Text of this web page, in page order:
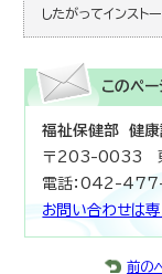
したがってインスト
このペ
福祉保健部 健
〒203-0033
電話：042-
お問い合わせは専
前の